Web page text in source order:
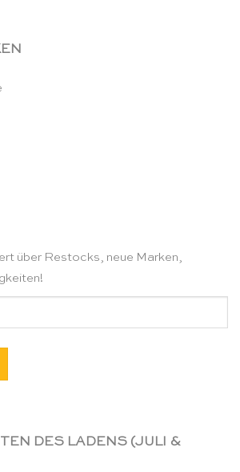
über Restocks, neue Marken,
DES LADENS (JULI &